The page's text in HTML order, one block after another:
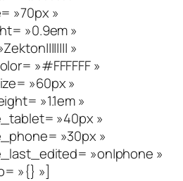
»70px »
»0.9em »
»
»#FFFFFF »
»60px »
»1.1em »
»40px »
»30px »
»on|phone »
»{} »]